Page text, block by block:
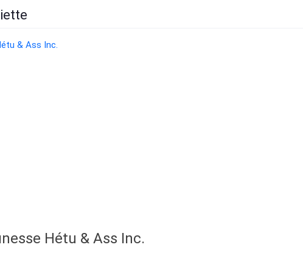
Hétu & Ass Inc.